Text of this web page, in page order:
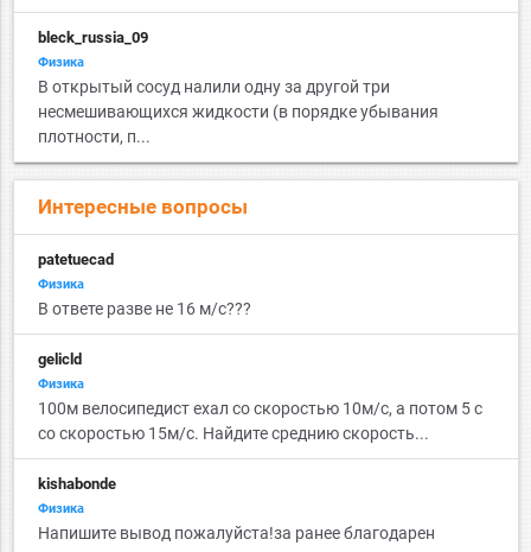
bleck_russia_09
Физика
В открытый сосуд налили одну за другой три
несмешивающихся жидкости (в порядке убывания
плотности, п...
Интересные вопросы
patetuecad
Физика
В ответе разве не 16 м/с???
gelicld
Физика
100м велосипедист ехал со скоростью 10м/с, а потом 5 с
со скоростью 15м/с. Найдите среднию скорость...
kishabonde
Физика
Напишите вывод пожалуйста!за ранее благодарен